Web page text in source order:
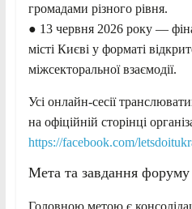
громадами різного рівня.
● 13 червня 2026 року —
місті Києві у форматі
міжсекторальної взаємодії.
Усі онлайн-сесії
на офіційній сторінці
https://facebook.com/
Мета та завдання форуму
Головною метою є